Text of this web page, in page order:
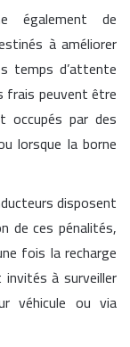
également de
à améliorer
temps d’attente
frais peuvent être
occupés par des
lorsque la borne
disposent
de ces pénalités,
fois la recharge
à surveiller
véhicule ou via